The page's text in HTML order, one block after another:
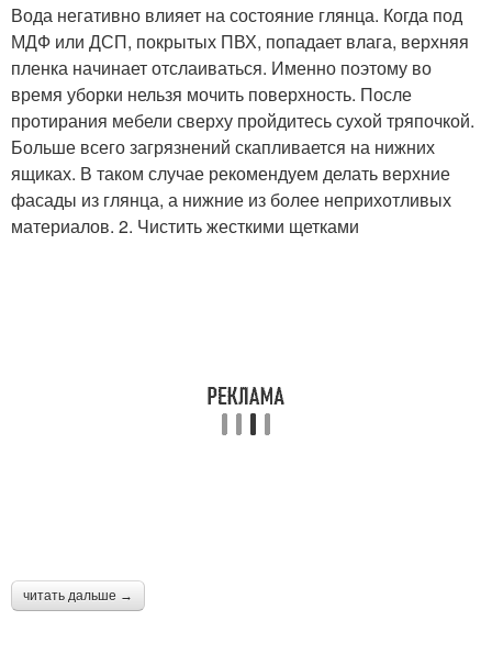
Вода негативно влияет на состояние глянца. Когда под
МДФ или ДСП, покрытых ПВХ, попадает влага, верхняя
пленка начинает отслаиваться. Именно поэтому во
время уборки нельзя мочить поверхность. После
протирания мебели сверху пройдитесь сухой тряпочкой.
Больше всего загрязнений скапливается на нижних
ящиках. В таком случае рекомендуем делать верхние
фасады из глянца, а нижние из более неприхотливых
материалов. 2. Чистить жесткими щетками
читать дальше →